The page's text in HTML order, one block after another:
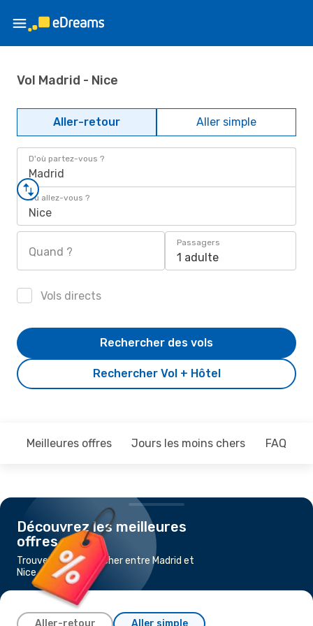
Vol Madrid - Nice
Aller-retour Aller simple
D'où partez-vous ?
Madrid
Où allez-vous ?
Nice
Quand ?
Passagers
1 adulte
Vols directs
Rechercher Vol + Hôtel
Rechercher des vols
Meilleures offres Jours les moins chers FAQ
Découvrez les meilleures
offres
Trouvez un vol pas cher entre Madrid et
Nice
Aller-retour Aller simple